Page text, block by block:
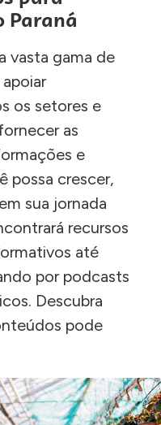
Paraná
vasta gama de
os setores e
as
e
possa crescer,
sua jornada
recursos
até
por podcasts
Descubra
pode